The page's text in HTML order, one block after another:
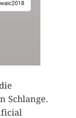
Schlange.